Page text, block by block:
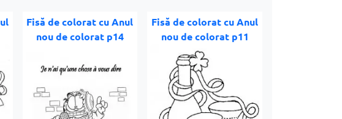
Fisă de colorat cu Anul
nou de colorat p14
Fisă de colorat cu Anul
nou de colorat p11